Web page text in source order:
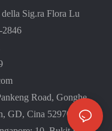
Sig.ra Flora Lu
Road, Gonghe
GD, Cina 529700